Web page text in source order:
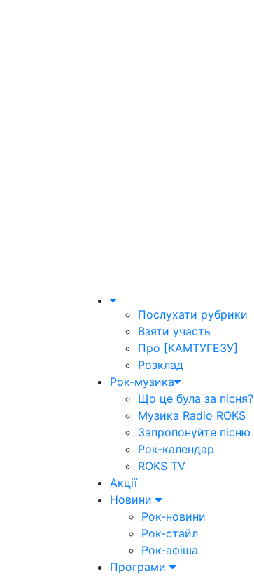
Послухати рубрики
Взяти участь
Про [КАМТУГЕЗУ]
Розклад
Рок-музика
Що це була за пісня?
Музика Radio ROKS
Запропонуйте пісню
Рок-календар
ROKS TV
Акції
Новини
Рок-новини
Рок-стайл
Рок-афіша
Програми